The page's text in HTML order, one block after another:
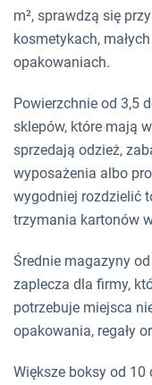
m², sprawdzą się
kosmetykach,
opakowaniach.
Powierzchnie od 3,5
sklepów, które mają
sprzedają odzież,
wyposażenia albo
wygodniej rozdzielić
trzymania kartonów
Średnie magazyny
zaplecza dla firmy,
potrzebuje miejsca
opakowania, regały
Większe boksy od 10